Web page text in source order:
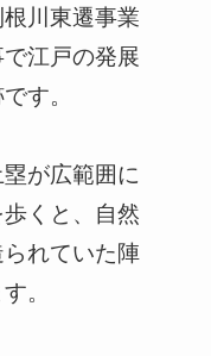
川東遷事業
江戸の発展
す。
が広範囲に
くと、自然
れていた陣
。